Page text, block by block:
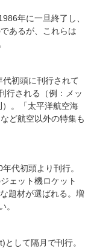
年に一旦終了し、
あるが、これらは
代初頭に刊行されて
行される（例：メッ
。「太平洋航空海
ど航空以外の特集も
代初頭より刊行。
ェット機ロケット
題材が選ばれる。増
。
して隔月で刊行。